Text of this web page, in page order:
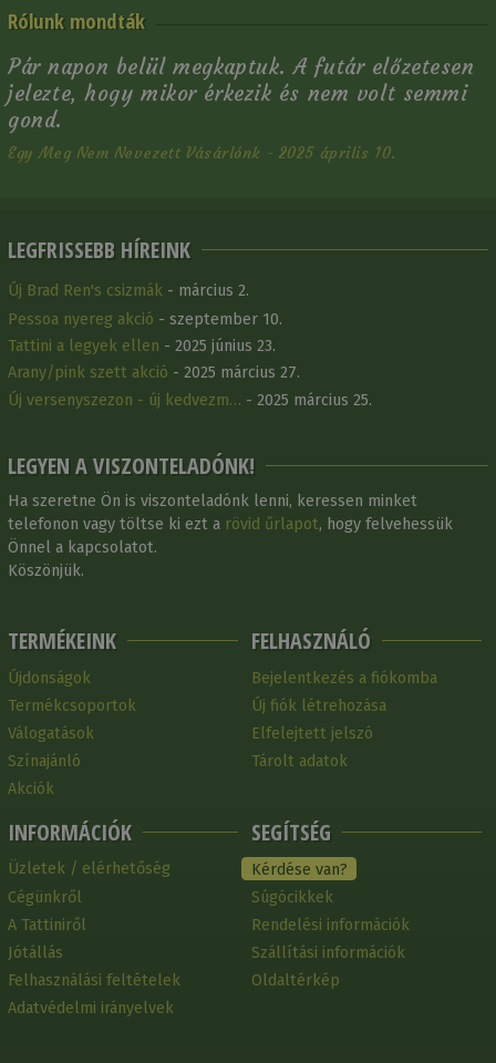
Rólunk mondták
Pár napon belül megkaptuk. A futár előzetesen
jelezte, hogy mikor érkezik és nem volt semmi
gond.
Egy Meg Nem Nevezett Vásárlónk - 2025 április 10.
LEGFRISSEBB HÍREINK
Új Brad Ren's csizmák - március 2.
Pessoa nyereg akció - szeptember 10.
Tattini a legyek ellen - 2025 június 23.
Arany/pink szett akció - 2025 március 27.
Új versenyszezon - új kedvezm… - 2025 március 25.
LEGYEN A VISZONTELADÓNK!
Ha szeretne Ön is viszonteladónk lenni, keressen minket
telefonon vagy töltse ki ezt a rövid űrlapot, hogy felvehessük
Önnel a kapcsolatot.
Köszönjük.
TERMÉKEINK
Újdonságok
Termékcsoportok
Válogatások
Színajánló
Akciók
INFORMÁCIÓK
Üzletek / elérhetőség
Cégünkről
A Tattiniről
Jótállás
Felhasználási feltételek
Adatvédelmi irányelvek
FELHASZNÁLÓ
Bejelentkezés a fiókomba
Új fiók létrehozása
Elfelejtett jelszó
Tárolt adatok
SEGÍTSÉG
Kérdése van?
Súgócikkek
Rendelési információk
Szállítási információk
Oldaltérkép